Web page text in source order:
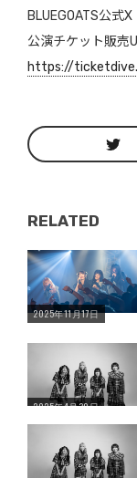
BLUEGOATS公式X
公演チケット販売
https://
RELATED
Warning : Undefined variable $post_id in
/home/storywriter/storywriter.tokyo/public_html/wp-content/themes/StoryWriter/single.phpon line242
2025年11月17日
Warning : Undefined variable $post_id in
/home/storywriter/storywriter.tokyo/public_html/wp-content/themes/StoryWriter/single.phpon line242
2025年4月30日
Warning : Undefined variable $post_id in
/home/storywriter/storywriter.tokyo/public_html/wp-content/themes/StoryWriter/single.phpon line242